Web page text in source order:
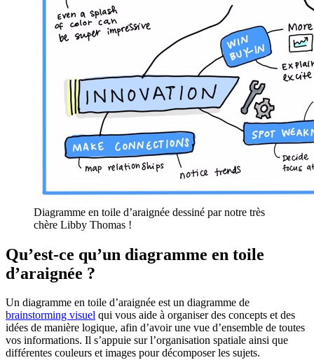
Diagramme en toile d’araignée dessiné par notre très
chère Libby Thomas !
Qu’est-ce qu’un diagramme en toile
d’araignée ?
Un diagramme en toile d’araignée est un diagramme de
brainstorming visuel qui vous aide à organiser des concepts et des
idées de manière logique, afin d’avoir une vue d’ensemble de toutes
vos informations. Il s’appuie sur l’organisation spatiale ainsi que
différentes couleurs et images pour décomposer les sujets.